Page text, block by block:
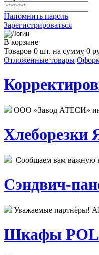
Напомнить пароль
Зарегистрироваться
В корзине
Товаров 0 шт. на сумму 0
Отложенные товары
ООО «Завод АТЕСИ»
Хлеборезки
Сообщаем вам важную
Сэндвич-
Уважаемые
Шкафы